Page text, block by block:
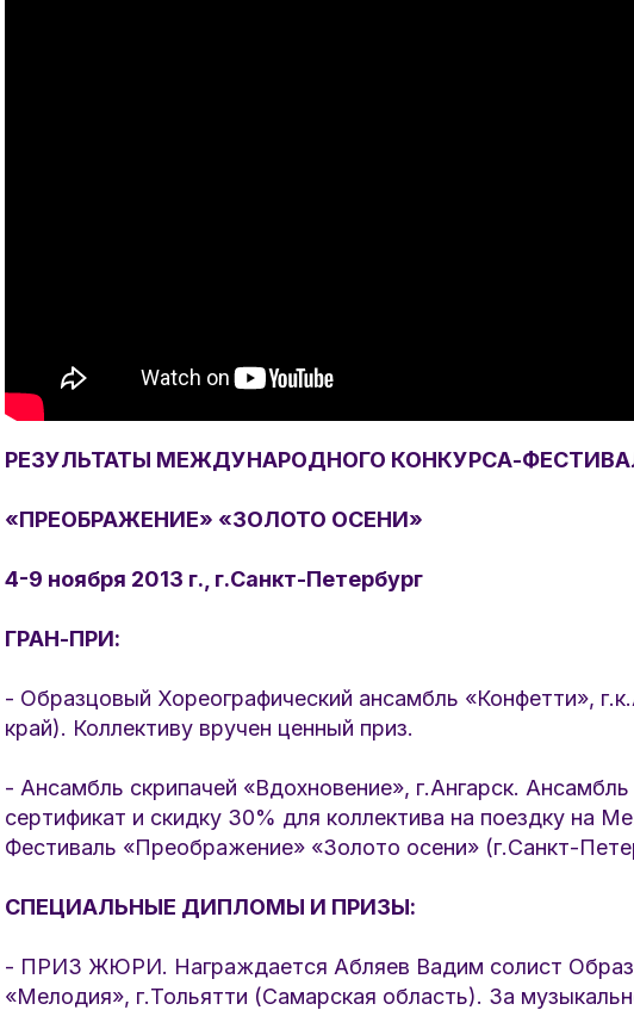
РЕЗУЛЬТАТЫ МЕЖДУНАРОДНОГО КОНКУРСА-
«ПРЕОБРАЖЕНИЕ» «ЗОЛОТО ОСЕНИ»
4-9 ноября 2013 г., г.Санкт-Петербург
ГРАН-ПРИ:
- Образцовый Хореографический ансамбль «Конфетти»,
край). Коллективу вручен ценный приз.
- Ансамбль скрипачей «Вдохновение», г.Ангарск.
сертификат и скидку 30% для коллектива на поездку на
Фестиваль «Преображение» «Золото осени» (г.Санкт-
СПЕЦИАЛЬНЫЕ ДИПЛОМЫ И ПРИЗЫ:
- ПРИЗ ЖЮРИ. Награждается Абляев Вадим солист
«Мелодия», г.Тольятти (Самарская область). За